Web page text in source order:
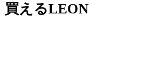
買えるLEON